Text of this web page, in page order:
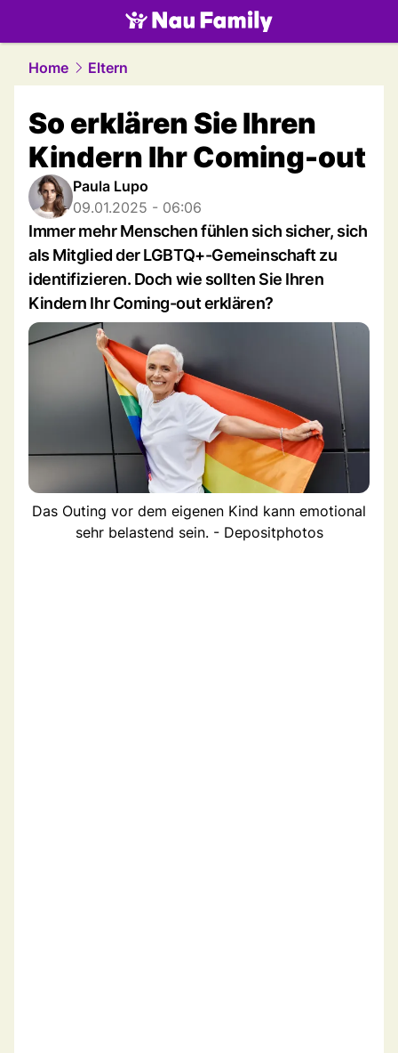
family.NAU.ch
Home Eltern
So erklären Sie Ihren
Kindern Ihr Coming-out
Paula Lupo
09.01.2025 - 06:06
Immer mehr Menschen fühlen sich sicher, sich
als Mitglied der LGBTQ+-Gemeinschaft zu
identifizieren. Doch wie sollten Sie Ihren
Kindern Ihr Coming-out erklären?
Das Outing vor dem eigenen Kind kann emotional
sehr belastend sein. - Depositphotos